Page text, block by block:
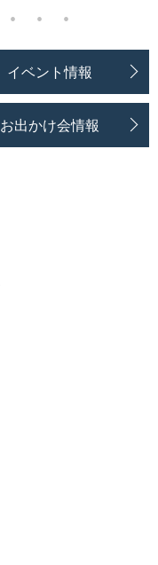
イベント情報
お出かけ会情報